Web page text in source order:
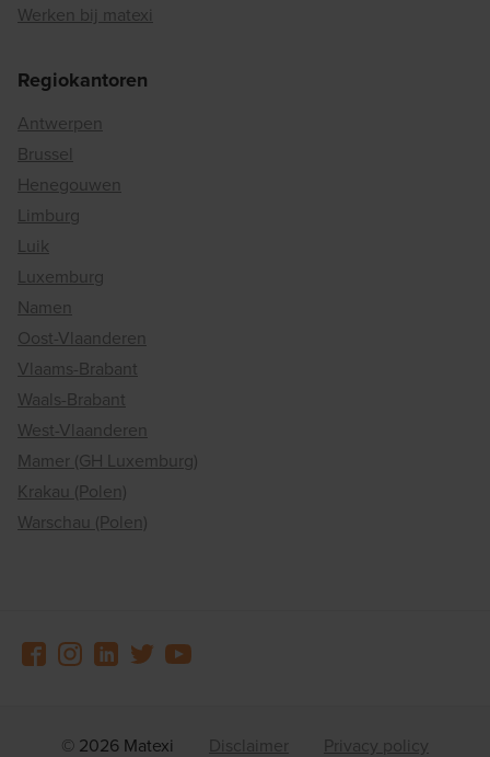
Werken bij matexi
Regiokantoren
Antwerpen
Brussel
Henegouwen
Limburg
Luik
Luxemburg
Namen
Oost-Vlaanderen
Vlaams-Brabant
Waals-Brabant
West-Vlaanderen
Mamer (GH Luxemburg)
Krakau (Polen)
Warschau (Polen)
© 2026 Matexi Disclaimer Privacy policy